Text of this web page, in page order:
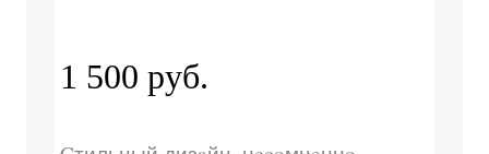
1 500 руб.